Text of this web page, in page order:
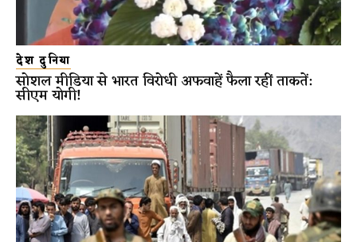
देश दुनिया
सोशल मीडिया से भारत विरोधी अफवाहें फैला रहीं ताकतें:
सीएम योगी!